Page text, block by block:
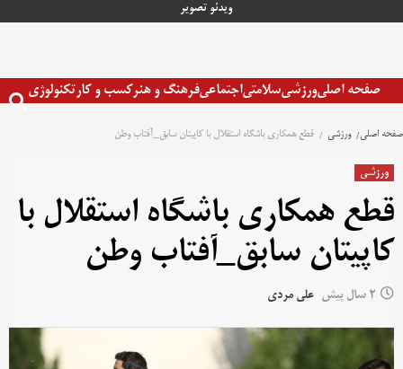
ویدئو تصویر
صفحه اصلیورزشیسلامتیاجتماعیفرهنگ و هنرکسب و کارتکنولوژی
صفحه اصلی ورزشی قطع همکاری باشگاه استقلال با کاپیتان سابق_آفتاب وطن
ورزشی
قطع همکاری باشگاه استقلال با
کاپیتان سابق_آفتاب وطن
2 سال پیش علی مردی